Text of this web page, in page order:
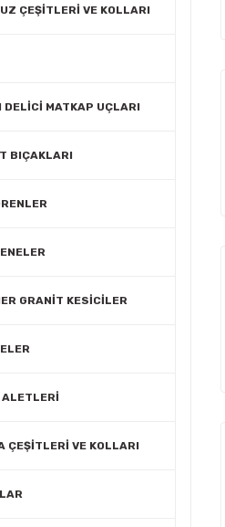
ÇEŞİTLERİ VE KOLLARI
DELİCİ MATKAP UÇLARI
BIÇAKLARI
GRANİT KESİCİLER
ALETLERİ
ÇEŞİTLERİ VE KOLLARI